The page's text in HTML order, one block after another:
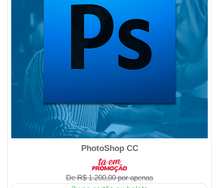
PhotoShop CC
De R$ 1.200,00 por apenas